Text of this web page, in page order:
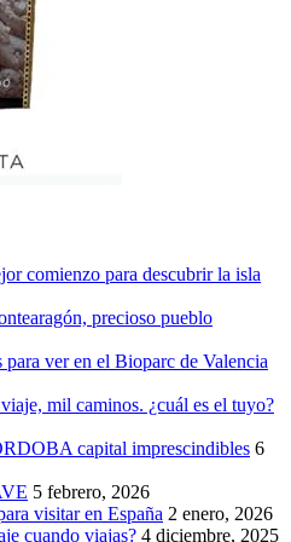
comienzo para descubrir la isla
precioso pueblo
ver en el Bioparc de Valencia
mil caminos. ¿cuál es el tuyo?
capital imprescindibles 6
5 febrero, 2026
visitar en España 2 enero, 2026
cuando viajas? 4 diciembre, 2025